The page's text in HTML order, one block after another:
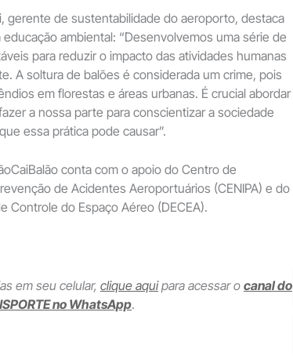
gerente de sustentabilidade do aeroporto, destaca
ambiental: “Desenvolvemos uma série de
para reduzir o impacto das atividades humanas
A soltura de balões é considerada um crime, pois
em florestas e áreas urbanas. É crucial abordar
a nossa parte para conscientizar a sociedade
essa prática pode causar”.
conta com o apoio do Centro de
de Acidentes Aeroportuários (CENIPA) e do
Controle do Espaço Aéreo (DECEA).
em seu celular, clique aquipara acessar o canal do
no WhatsApp.